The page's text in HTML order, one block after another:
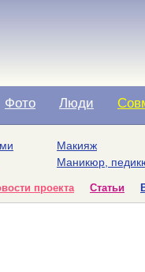
Фото Люди
Макияж
Маникюр,
проекта Статьи